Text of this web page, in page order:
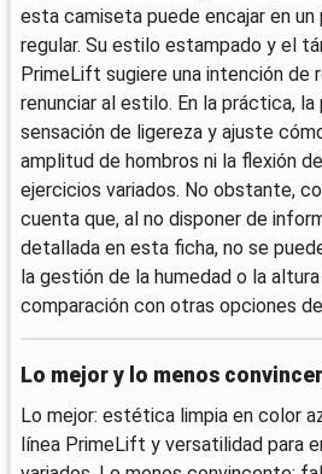
esta camiseta puede encajar en
regular. Su estilo estampado y el
PrimeLift sugiere una intención de
renunciar al estilo. En la práctica, la
sensación de ligereza y ajuste
amplitud de hombros ni la flexión
ejercicios variados. No obstante,
cuenta que, al no disponer de
detallada en esta ficha, no se
la gestión de la humedad o la
comparación con otras opciones
Lo mejor y lo menos
Lo mejor: estética limpia en color
línea PrimeLift y versatilidad para